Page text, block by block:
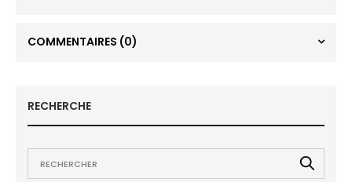
COMMENTAIRES (0)
RECHERCHE